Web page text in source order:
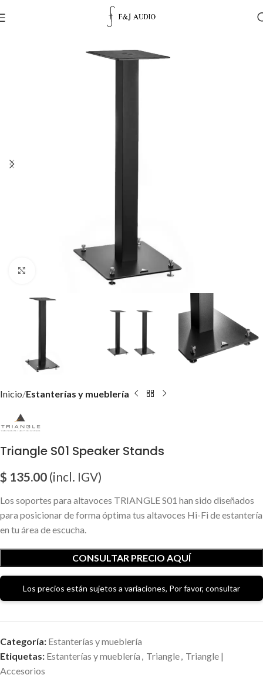
Click para agrandar imagen
Inicio Estanterías y mueblería
Triangle S01 Speaker Stands
$ 135.00 (incl. IGV)
Los soportes para altavoces TRIANGLE S01 han sido diseñados
para posicionar de forma óptima tus altavoces Hi-Fi de estantería
en tu área de escucha.
CONSULTAR PRECIO AQUÍ
Los precios están sujetos a variaciones, Por favor, consultar
Categoría: Estanterías y mueblería
Etiquetas: Estanterías y mueblería Triangle Triangle |
Accesorios